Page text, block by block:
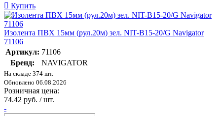
Купить
Изолента ПВХ 15мм (рул.20м) зел. NIT-B15-20/G Navigator
71106
Артикул: 71106
Бренд:
NAVIGATOR
На складе 374 шт.
Обновлено 06.08.2026
Розничная цена:
74.42 руб. / шт.
-